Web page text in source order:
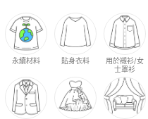
永續材料 貼身衣料
用於襯衫/女
士罩衫